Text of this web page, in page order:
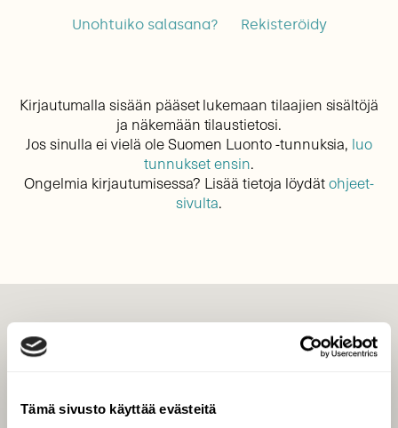
Tämä sivusto käyttää evästeitä
Unohtuiko salasana? Rekisteröidy
Kirjautumalla sisään pääset lukemaan tilaajien sisältöjä
ja näkemään tilaustietosi.
Jos sinulla ei vielä ole Suomen Luonto -tunnuksia, luo
tunnukset ensin.
Ongelmia kirjautumisessa? Lisää tietoja löydätohjeet-
sivulta.
Tilaa digilukuoikeus